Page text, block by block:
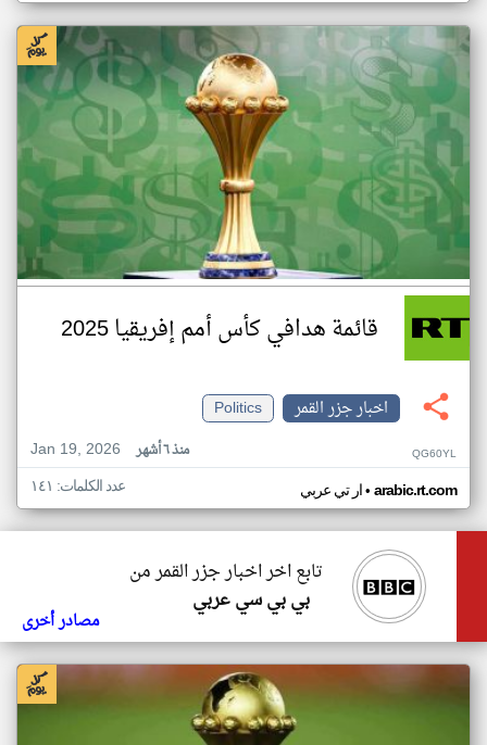
قائمة هدافي كأس أمم إفريقيا 2025
اخبار جزر القمر
Politics
Jan 19, 2026
منذ ٦ أشهر QG60YL
ار تي عربي• arabic.rt.com عدد الكلمات: ١٤١
تابع اخر اخبار جزر القمر من
بي بي سي عربي
مصادر أخرى